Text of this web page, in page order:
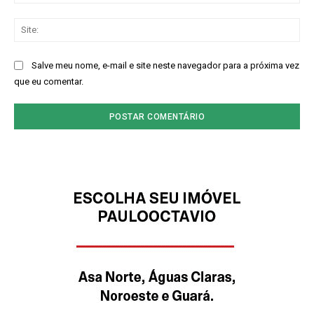
Salve meu nome, e-mail e site neste navegador para a próxima vez
que eu comentar.